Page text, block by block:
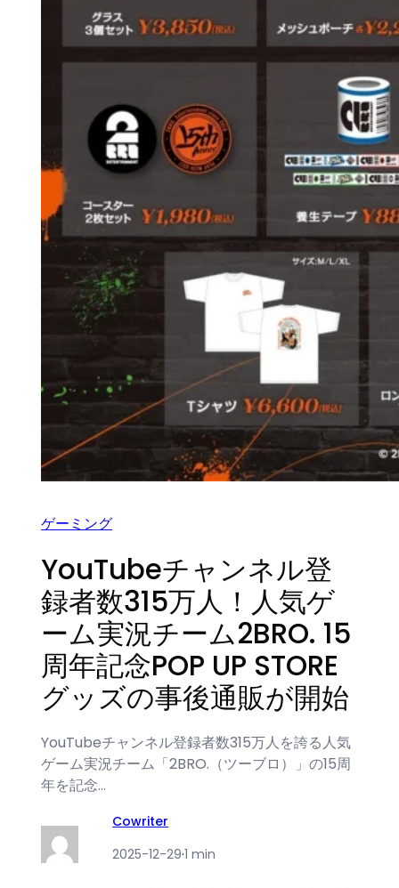
ゲーミング
YouTubeチャンネル登
録者数315万人！人気ゲ
ーム実況チーム2BRO. 15
周年記念POP UP STORE
グッズの事後通販が開始
YouTubeチャンネル登録者数315万人を誇る人気
ゲーム実況チーム「2BRO.（ツーブロ）」の15周
年を記念…
Cowriter
2025-12-29·1 min